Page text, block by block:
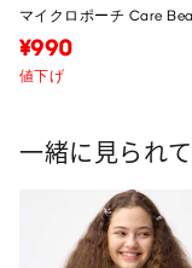
マイクロポーチ Care
¥990
値下げ
一緒に見られ